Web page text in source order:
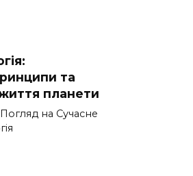
та
планети
на Сучасне